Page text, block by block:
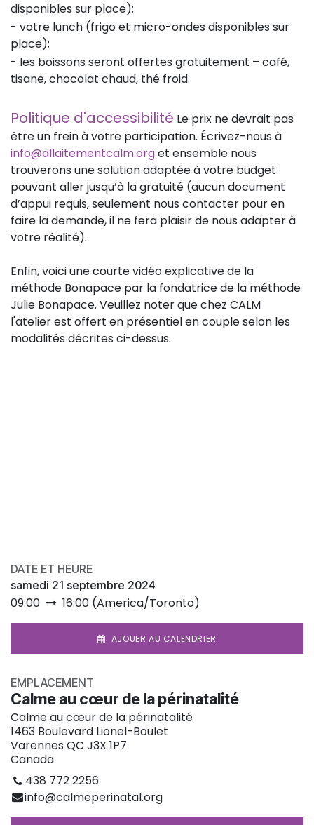
disponibles sur place);
- votre lunch (frigo et micro-ondes disponibles sur
place);
- les boissons seront offertes gratuitement – café,
tisane, chocolat chaud, thé froid.
Politique d'accessibilité Le prix ne devrait pas
être un frein à votre participation. Écrivez-nous à
info@allaitementcalm.orget ensemble nous
trouverons une solution adaptée à votre budget
pouvant aller jusqu’à la gratuité (aucun document
d’appui requis, seulement nous contacter pour en
faire la demande, il ne fera plaisir de nous adapter à
votre réalité).
Enfin, voici une courte vidéo explicative de la
méthode Bonapace par la fondatrice de la méthode
Julie Bonapace. Veuillez noter que chez CALM
l'atelier est offert en présentiel en couple selon les
modalités décrites ci-dessus.
DATE ET HEURE
samedi 21 septembre 2024
09:00 16:00 (America/Toronto)
AJOUER AU CALENDRIER
EMPLACEMENT
Calme au cœur de la périnatalité
Calme au cœur de la périnatalité
1463 Boulevard Lionel-Boulet
Varennes QC J3X 1P7
Canada
438 772 2256
info@calmeperinatal.org